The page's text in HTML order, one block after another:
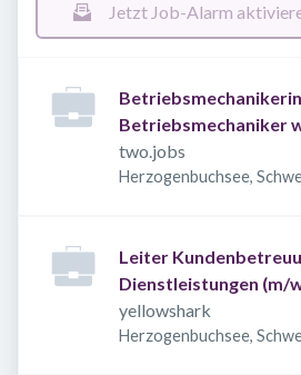
Jetzt Job-Alarm
Betriebsmechaniker
two.jobs
Herzogenbuchsee,
Leiter
Dienstleistungen (m/
yellowshark
Herzogenbuchsee,